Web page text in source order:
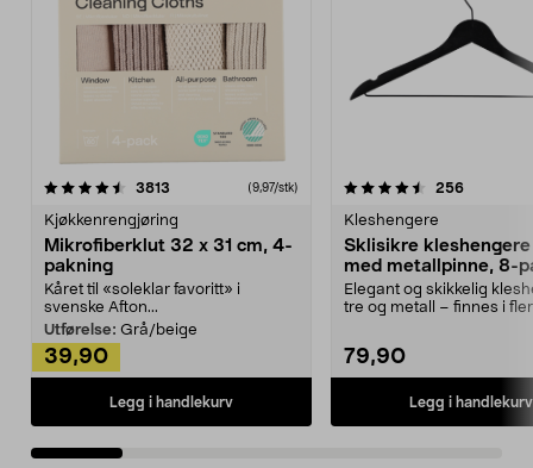
3813 anmeldelser(9,97/stk)
Kjøkkenrengjøring
Mikrofiberklut 32 x 31 cm, 4-
pakning
Kåret til «soleklar favoritt» i
svenske Afton...
Utførelse: Grå/beige
39,90
Legg i handlekurv
4.5av 5 stjerner 256
Kleshengere
Sklisikre
med metallpinne, 8-
Elegant og skikkelig
tre og metall – finnes i
79,90
Legg i handlekurv
4.5av 5 stjerner